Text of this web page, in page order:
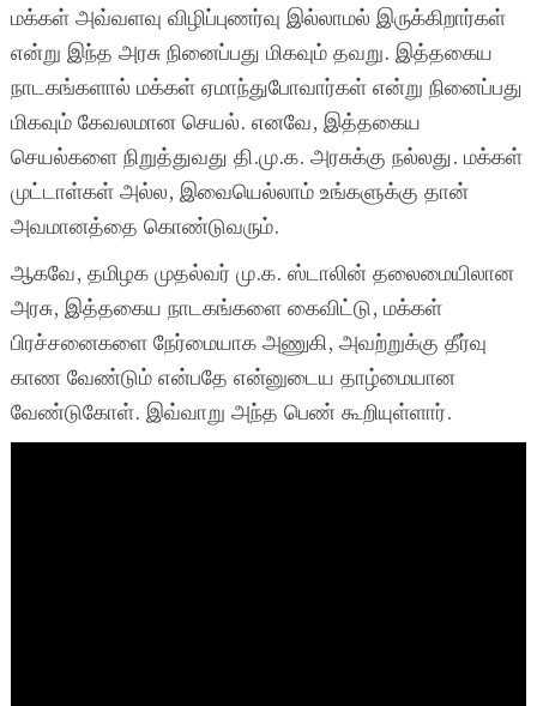
மக்கள் அவ்வளவு விழிப்புணர்வு இல்லாமல் இருக்கிறார்கள்
என்று இந்த அரசு நினைப்பது மிகவும் தவறு. இத்தகைய
நாடகங்களால் மக்கள் ஏமாந்துபோவார்கள் என்று நினைப்பது
மிகவும் கேவலமான செயல். எனவே, இத்தகைய
செயல்களை நிறுத்துவது தி.மு.க. அரசுக்கு நல்லது. மக்கள்
முட்டாள்கள் அல்ல, இவையெல்லாம் உங்களுக்கு தான்
அவமானத்தை கொண்டுவரும்.
ஆகவே, தமிழக முதல்வர் மு.க. ஸ்டாலின் தலைமையிலான
அரசு, இத்தகைய நாடகங்களை கைவிட்டு, மக்கள்
பிரச்சனைகளை நேர்மையாக அணுகி, அவற்றுக்கு தீர்வு
காண வேண்டும் என்பதே என்னுடைய தாழ்மையான
வேண்டுகோள். இவ்வாறு அந்த பெண் கூறியுள்ளார்.